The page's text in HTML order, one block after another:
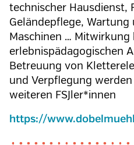
technischer Hausdienst,
Geländepflege,
Maschinen … Mitwirkung
erlebnispädagogischen
Betreuung von
und Verpflegung
weiteren FSJler*innen
https://